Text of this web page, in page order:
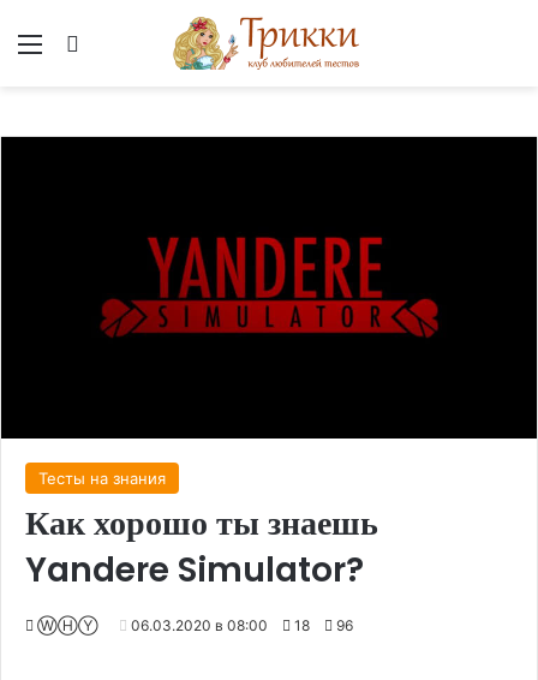
Меню
Тесты на знания
Как хорошо ты знаешь
Yandere Simulator?
ⓌⒽⓎ 06.03.2020 в 08:00 18 96